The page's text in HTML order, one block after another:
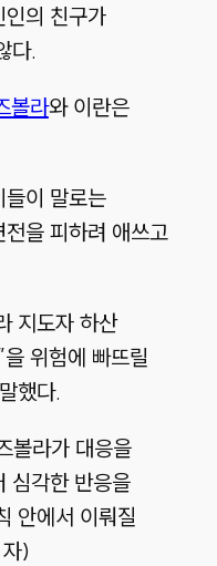
의 친구가
다.
볼라와 이란은
들이 말로는
을 피하려 애쓰고
지도자 하산
위험에 빠뜨릴
했다.
볼라가 대응을
심각한 반응을
안에서 이뤄질
)